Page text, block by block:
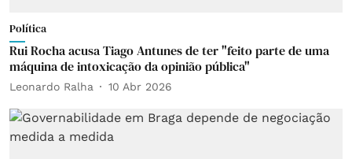
Política
Rui Rocha acusa Tiago Antunes de ter "feito parte de uma
máquina de intoxicação da opinião pública"
Leonardo Ralha 10 Abr 2026